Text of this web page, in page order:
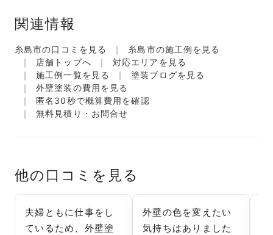
関連情報
糸島市の口コミを見る
糸島市の施工例を見る
店舗トップへ
対応エリアを見る
施工例一覧を見る
塗装ブログを見る
外壁塗装の費用を見る
匿名30秒で概算費用を確認
無料見積り・お問合せ
他の口コミを見る
夫婦ともに仕事をし
ているため、外壁塗
外壁の色を変えたい
気持ちはありました